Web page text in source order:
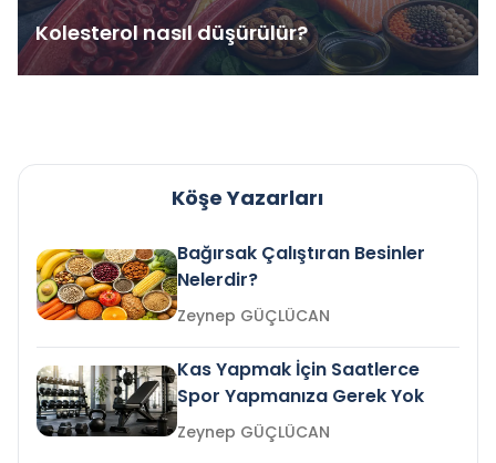
Kolesterol nasıl düşürülür?
Köşe Yazarları
Bağırsak Çalıştıran Besinler
Nelerdir?
Zeynep GÜÇLÜCAN
Kas Yapmak İçin Saatlerce
Spor Yapmanıza Gerek Yok
Zeynep GÜÇLÜCAN